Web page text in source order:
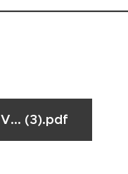
(3).pdf